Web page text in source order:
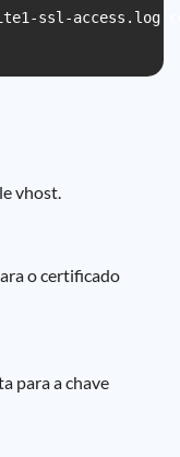
ssl-access.log
vhost.
o certificado
para a chave